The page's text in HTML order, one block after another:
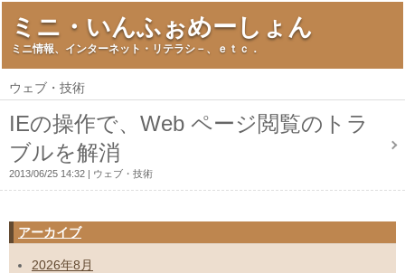
ミニ・いんふぉめーしょん
ミニ情報、インターネット・リテラシ－、ｅｔｃ．
ウェブ・技術
IEの操作で、Web ページ閲覧のトラ
ブルを解消
2013/06/25 14:32 ウェブ・技術
アーカイブ
2026年8月